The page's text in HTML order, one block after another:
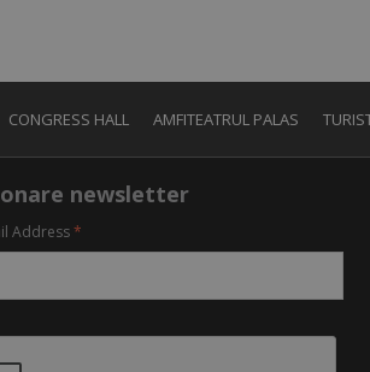
CONGRESS HALL AMFITEATRUL PALAS
newsletter
Address*